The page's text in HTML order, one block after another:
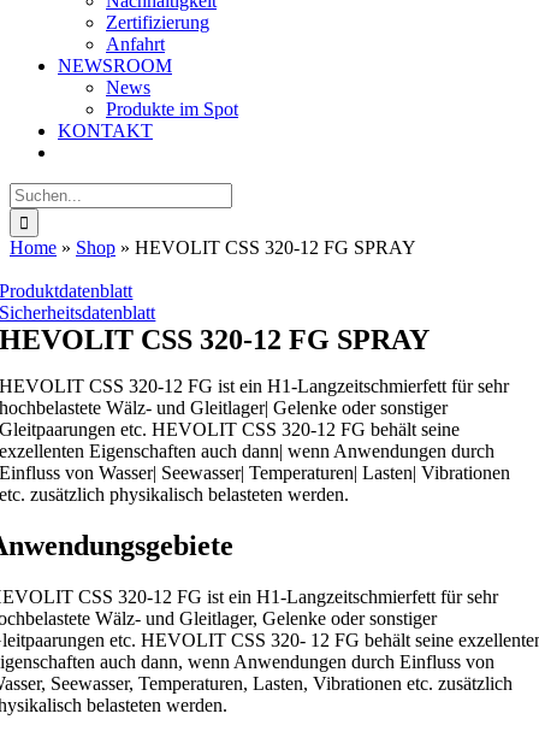
Zertifizierung
Anfahrt
NEWSROOM
News
Produkte im Spot
KONTAKT
Suche
nach:
Home » Shop » HEVOLIT CSS 320-12 FG SPRAY
Produktdatenblatt
Sicherheitsdatenblatt
HEVOLIT CSS 320-12 FG SPRAY
HEVOLIT CSS 320-12 FG ist ein H1-Langzeitschmierfett für sehr
hochbelastete Wälz- und Gleitlager| Gelenke oder sonstiger
Gleitpaarungen etc. HEVOLIT CSS 320-12 FG behält seine
exzellenten Eigenschaften auch dann| wenn Anwendungen durch
Einfluss von Wasser| Seewasser| Temperaturen| Lasten| Vibrationen
etc. zusätzlich physikalisch belasteten werden.
CSS 320-12 FG ist ein H1-Langzeitschmierfett für sehr
Wälz- und Gleitlager, Gelenke oder sonstiger
etc. HEVOLIT CSS 320- 12 FG behält seine
auch dann, wenn Anwendungen durch Einfluss von
Seewasser, Temperaturen, Lasten, Vibrationen etc. zusätzlich
belasteten werden.